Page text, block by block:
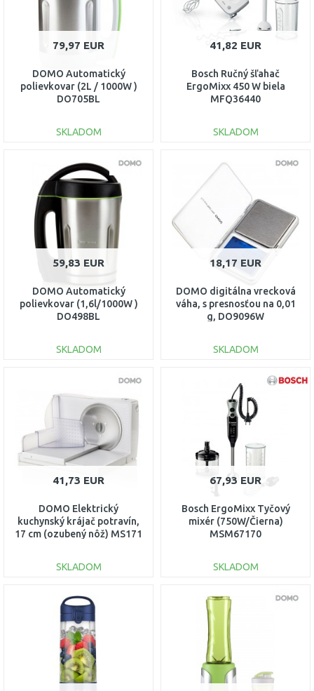
79,97 EUR
DOMO Automatický
polievkovar (2L / 1000W )
DO705BL
SKLADOM
DO KOŠÍKA
Porovnať
41,82 EUR
Bosch Ručný šľahač
ErgoMixx 450 W biela
MFQ36440
SKLADOM
DO KOŠÍKA
Porovnať
59,83 EUR
DOMO Automatický
polievkovar (1,6l/1000W )
DO498BL
SKLADOM
Porovnať
18,17 EUR
DOMO digitálna vrecková
váha, s presnosťou na 0,01
g, DO9096W
SKLADOM
DO KOŠÍKA
Porovnať
41,73 EUR
DOMO Elektrický
kuchynský krájač potravín,
17 cm (ozubený nôž) MS171
SKLADOM
DO KOŠÍKA
Porovnať
67,93 EUR
Bosch ErgoMixx Tyčový
mixér (750W/Čierna)
MSM67170
SKLADOM
DO KOŠÍKA
Porovnať